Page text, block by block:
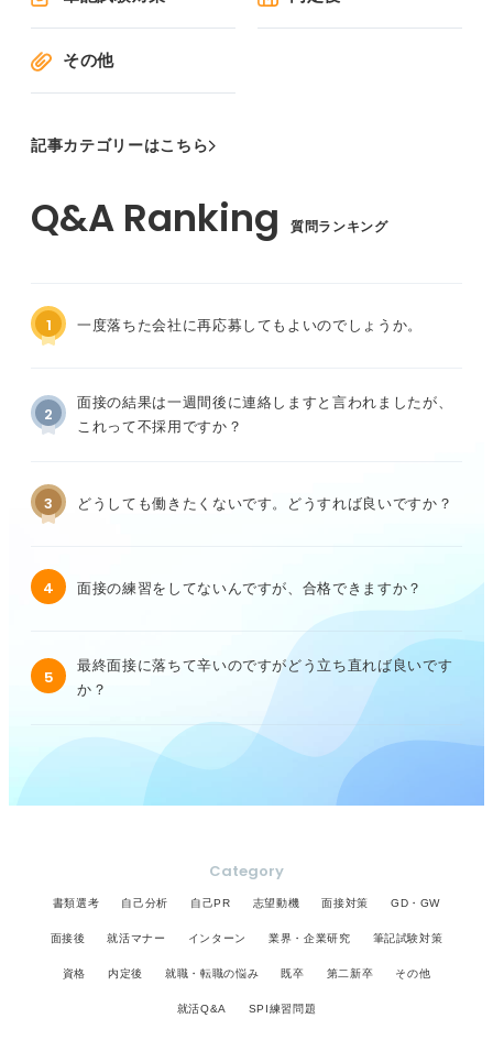
その他
記事カテゴリーはこちら
質問ランキング
1 一度落ちた会社に再応募してもよいのでしょうか。
2
面接の結果は一週間後に連絡しますと言われましたが、
これって不採用ですか？
3 どうしても働きたくないです。どうすれば良いですか？
4 面接の練習をしてないんですが、合格できますか？
5
最終面接に落ちて辛いのですがどう立ち直れば良いです
か？
Category
書類選考 自己分析 自己PR 志望動機 面接対策 GD・GW
面接後 就活マナー インターン 業界・企業研究 筆記試験対策
資格 内定後 就職・転職の悩み 既卒 第二新卒 その他
就活Q&A SPI練習問題